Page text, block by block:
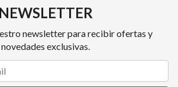
NEWSLETTER
newsletter para recibir ofertas y
novedades exclusivas.